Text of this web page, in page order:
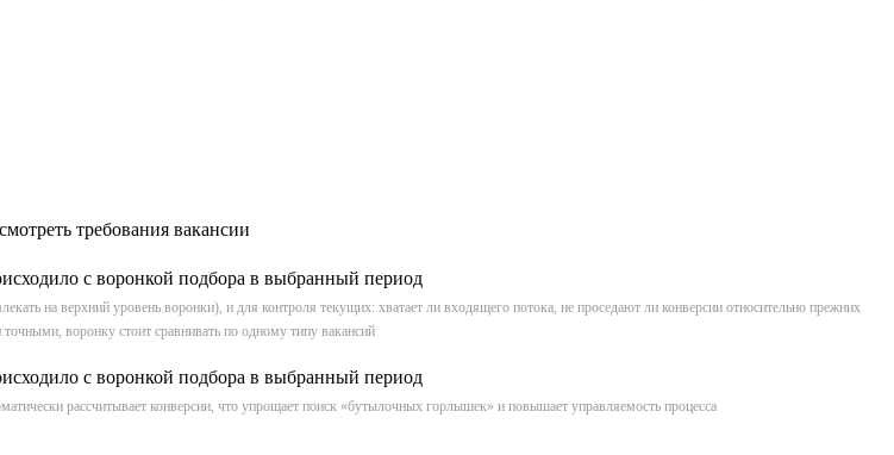
требования вакансии
на верхний уровень воронки), и для контроля текущих: хватает ли входящего потока, не проседают ли конверсии относительно прежних
воронку стоит сравнивать по одному типу вакансий
рассчитывает конверсии, что упрощает поиск «бутылочных горлышек» и повышает управляемость процесса